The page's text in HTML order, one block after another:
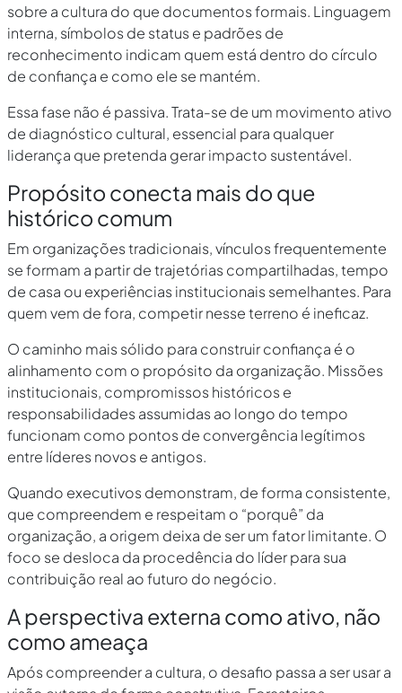
sobre a cultura do que documentos formais. Linguagem
interna, símbolos de status e padrões de
reconhecimento indicam quem está dentro do círculo
de confiança e como ele se mantém.
Essa fase não é passiva. Trata-se de um movimento ativo
de diagnóstico cultural, essencial para qualquer
liderança que pretenda gerar impacto sustentável.
Propósito conecta mais do que
histórico comum
Em organizações tradicionais, vínculos frequentemente
se formam a partir de trajetórias compartilhadas, tempo
de casa ou experiências institucionais semelhantes. Para
quem vem de fora, competir nesse terreno é ineficaz.
O caminho mais sólido para construir confiança é o
alinhamento com o propósito da organização. Missões
institucionais, compromissos históricos e
responsabilidades assumidas ao longo do tempo
funcionam como pontos de convergência legítimos
entre líderes novos e antigos.
Quando executivos demonstram, de forma consistente,
que compreendem e respeitam o “porquê” da
organização, a origem deixa de ser um fator limitante. O
foco se desloca da procedência do líder para sua
contribuição real ao futuro do negócio.
A perspectiva externa como ativo, não
como ameaça
Após compreender a cultura, o desafio passa a ser usar a